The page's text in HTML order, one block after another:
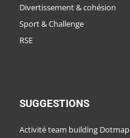
Divertissement & cohésion
Sport & Challenge
RSE
SUGGESTIONS
Activité team building Dotmap